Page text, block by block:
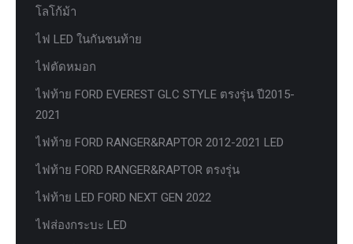
โลโก้ม้า
ไฟ LED ในกันชนท้าย
ไฟตัดหมอก
ไฟท้าย FORD EVEREST GLC STYLE ตรงรุ่น ปี2015-
2021
ไฟท้าย FORD RANGER&RAPTOR 2012-2021 LED
ไฟท้าย FORD RANGER&RAPTOR ตรงรุ่น
ไฟท้าย LED FORD NEXT GEN 2022
ไฟส่องกระบะ LED